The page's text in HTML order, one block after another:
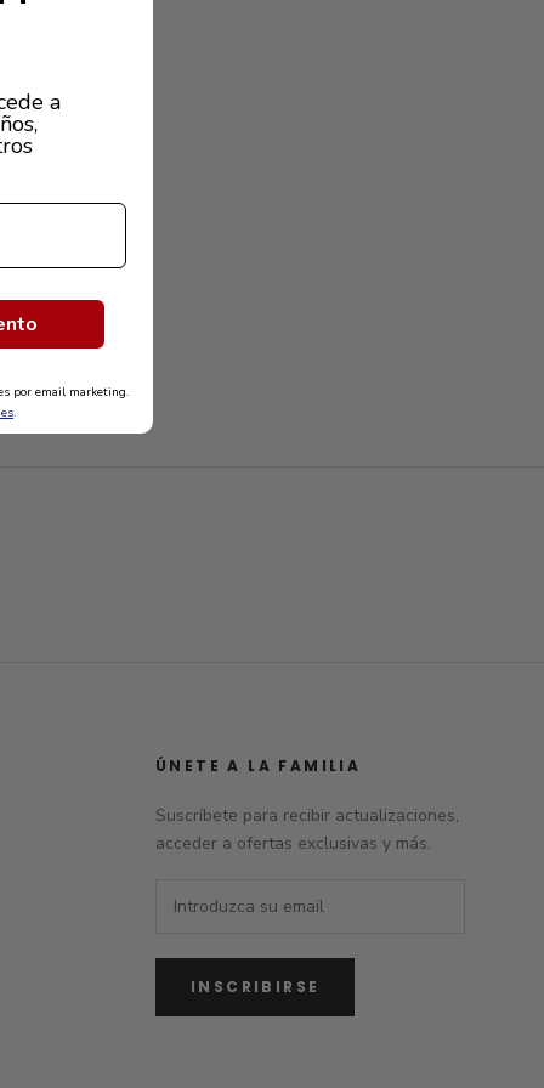
ÚNETE A LA FAMILIA
Suscríbete para recibir actualizaciones,
acceder a ofertas exclusivas y más.
INSCRIBIRSE
a
por email marketing.
.